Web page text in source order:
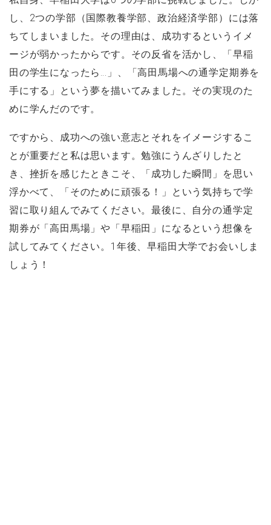
し、2つの学部（国際教養学部、政治経済学部）には落
ちてしまいました。その理由は、成功するというイメ
ージが弱かったからです。その反省を活かし、「早稲
田の学生になったら…」、「高田馬場への通学定期券を
手にする」という夢を描いてみました。その実現のた
めに学んだのです。
ですから、成功への強い意志とそれをイメージするこ
とが重要だと私は思います。勉強にうんざりしたと
き、挫折を感じたときこそ、「成功した瞬間」を思い
浮かべて、「そのために頑張る！」という気持ちで学
習に取り組んでみてください。最後に、自分の通学定
期券が「高田馬場」や「早稲田」になるという想像を
試してみてください。1年後、早稲田大学でお会いしま
しょう！